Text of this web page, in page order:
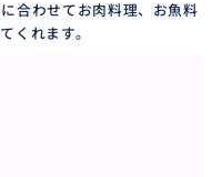
歩くからこそ、「自
。
合わせてお肉料理、お魚料
くれます。